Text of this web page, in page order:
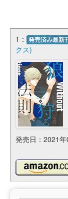
1： 発売済み最新
クス)
発売日：2021